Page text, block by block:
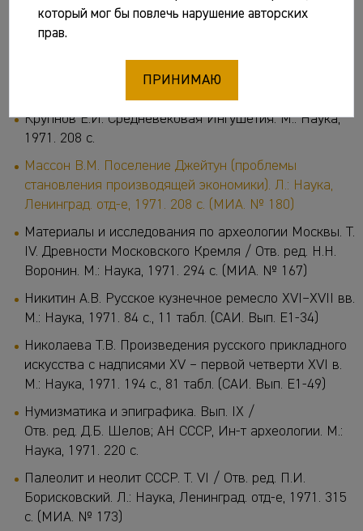
Памятники эпохи неолита и бронзы / Отв. ред. И.Т.
Кругликова. М.: Наука, 1971. 132 с.
Памятники железного века на территории СССР /
Крупнов Е.И. Средневековая Ингушетия. М.: Наука,
1971. 208 с.
Массон В.М. Поселение Джейтун (проблемы
становления производящей экономики). Л.: Наука,
Ленинград. отд-е, 1971. 208 с. (МИА. № 180)
Материалы и исследования по археологии Москвы. Т.
IV. Древности Московского Кремля / Отв. ред. Н.Н.
Воронин. М.: Наука, 1971. 294 с. (МИА. № 167)
Никитин А.В. Русское кузнечное ремесло XVI–XVII вв.
М.: Наука, 1971. 84 с., 11 табл. (САИ. Вып. Е1-34)
Николаева Т.В. Произведения русского прикладного
искусства с надписями XV – первой четверти XVI в.
М.: Наука, 1971. 194 с., 81 табл. (САИ. Вып. Е1-49)
Нумизматика и эпиграфика. Вып. IX /
Отв. ред. Д.Б. Шелов; АН СССР, Ин-т археологии. М.:
Наука, 1971. 220 с.
Палеолит и неолит СССР. Т. VI / Отв. ред. П.И.
Борисковский. Л.: Наука, Ленинград. отд-е, 1971. 315
с. (МИА. № 173)
который мог бы повлечь нарушение авторских
прав.
ПРИНИМАЮ